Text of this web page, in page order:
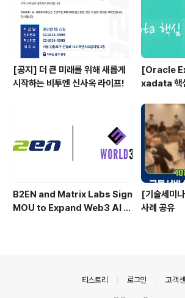
[공지] 더 큰 미래를 위해 새롭게
시작하는 비투엔 신사옥 라이프!
[Oracle
xadata 핵
B2EN and Matrix Labs Sign
MOU to Expand Web3 AI In
[기술세미
사례 공유
티스토리 로그인 고객